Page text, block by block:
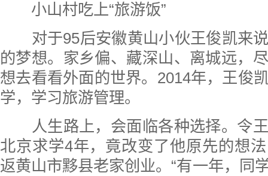
小山村吃上“旅游饭”
对于95后安徽黄山小伙王俊凯来说
的梦想。家乡偏、藏深山、离城远，
想去看看外面的世界。2014年，王俊
学，学习旅游管理。
人生路上，会面临各种选择。令王
北京求学4年，竟改变了他原先的想
返黄山市黟县老家创业。“有一年，同